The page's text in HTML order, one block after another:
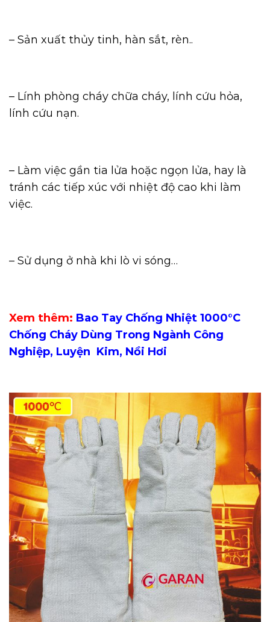
– Sản xuất thủy tinh, hàn sắt, rèn..
– Lính phòng cháy chữa cháy, lính cứu hỏa,
lính cứu nạn.
– Làm việc gần tia lửa hoặc ngọn lửa, hay là
tránh các tiếp xúc với nhiệt độ cao khi làm
việc.
– Sử dụng ở nhà khi lò vi sóng…
Xem thêm: Bao Tay Chống Nhiệt 1000°C
Chống Cháy Dùng Trong Ngành Công
Nghiệp, Luyện Kim, Nồi Hơi